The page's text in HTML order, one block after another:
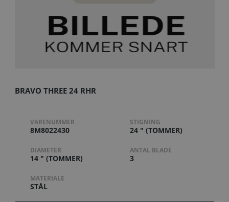
BRAVO THREE 24 RHR
VARENUMMER
8M8022430
STIGNING
24 " (TOMMER)
DIAMETER
14 " (TOMMER)
ANTAL BLADE
3
MATERIALE
STÅL